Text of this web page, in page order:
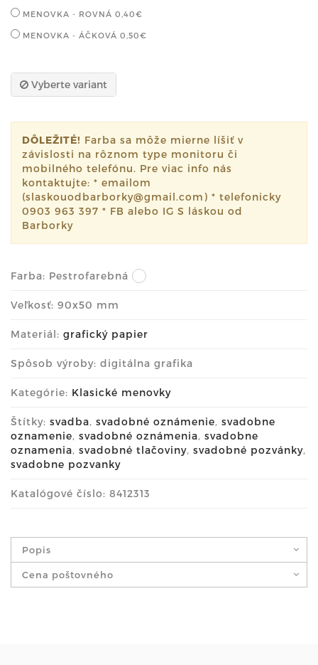
MENOVKA - ROVNÁ 0,40€
MENOVKA - ÁČKOVÁ 0,50€
Vyberte variant
DÔLEŽITÉ! Farba sa môže mierne líšiť v
závislosti na rôznom type monitoru či
mobilného telefónu. Pre viac info nás
kontaktujte: * emailom
(slaskouodbarborky@gmail.com) * telefonicky
0903 963 397 * FB alebo IG S láskou od
Barborky
Farba: Pestrofarebná
Veľkosť: 90x50 mm
Materiál: grafický papier
Spôsob výroby: digitálna grafika
Kategórie: Klasické menovky
Štítky: svadba, svadobné oznámenie, svadobne
oznamenie, svadobné oznámenia, svadobne
oznamenia, svadobné tlačoviny, svadobné pozvánky,
svadobne pozvanky
Katalógové číslo: 8412313
Popis
Cena poštovného